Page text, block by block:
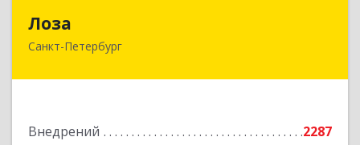
Лоза
Санкт-Петербург
Внедрений
2287
194044, Санкт-Петербург г, Выборгская наб,